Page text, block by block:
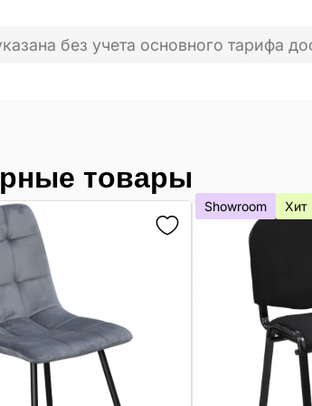
без учета основного тарифа
товары
Showroom Хит